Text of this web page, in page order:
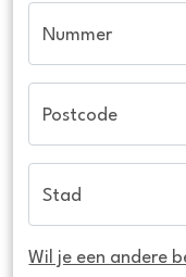
Nummer
Postcode
Stad
Wil je een andere